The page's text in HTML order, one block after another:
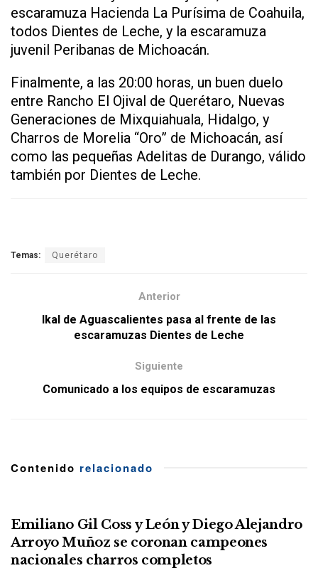
escaramuza Hacienda La Purísima de Coahuila,
todos Dientes de Leche, y la escaramuza
juvenil Peribanas de Michoacán.
Finalmente, a las 20:00 horas, un buen duelo
entre Rancho El Ojival de Querétaro, Nuevas
Generaciones de Mixquiahuala, Hidalgo, y
Charros de Morelia “Oro” de Michoacán, así
como las pequeñas Adelitas de Durango, válido
también por Dientes de Leche.
Temas: Querétaro
Anterior
Ikal de Aguascalientes pasa al frente de las
escaramuzas Dientes de Leche
Siguiente
Comunicado a los equipos de escaramuzas
Contenido relacionado
Emiliano Gil Coss y León y Diego Alejandro
Arroyo Muñoz se coronan campeones
nacionales charros completos